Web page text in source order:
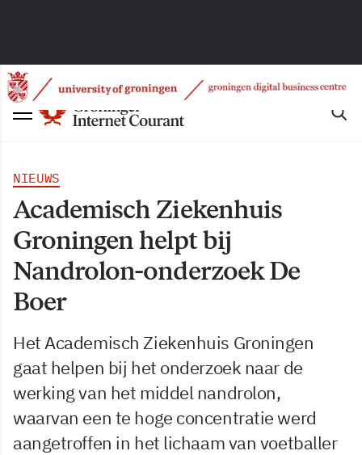
NIEUWS
Academisch Ziekenhuis
Groningen helpt bij
Nandrolon-onderzoek De
Boer
Het Academisch Ziekenhuis Groningen
gaat helpen bij het onderzoek naar de
werking van het middel nandrolon,
waarvan een te hoge concentratie werd
aangetroffen in het lichaam van voetballer